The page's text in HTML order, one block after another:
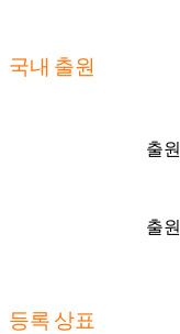
국내 출원
출
출
등록 상표